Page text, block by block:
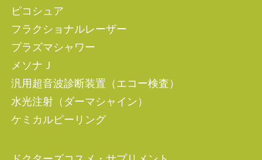
ピコシュア
フラクショナルレーザー
プラズマシャワー
メソナＪ
汎用超音波診断装置（エコー検査）
水光注射（ダーマシャイン）
ケミカルピーリング